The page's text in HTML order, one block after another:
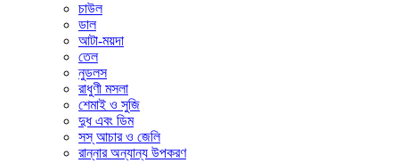
চাউল
ডাল
আটা-ময়দা
তেল
নুডলস
রাধুণী মসলা
শেমাই ও সুজি
দুধ এবং ডিম
সস্ আচার ও জেলি
রান্নার অন্যান্য উপকরণ